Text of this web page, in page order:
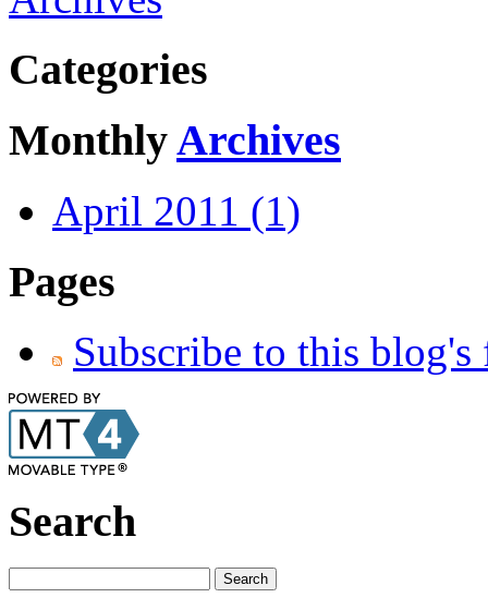
Categories
MonthlyArchives
April 2011 (1)
Pages
Subscribe to this blog's
Search